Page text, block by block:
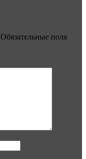
Обязательные поля